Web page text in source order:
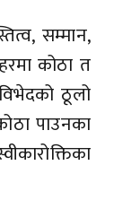
सम्मान,
कोठा त
ठूलो
पाउनका